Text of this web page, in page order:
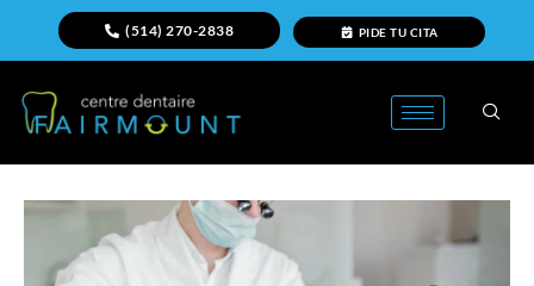
(514) 270-2838 PIDE TU CITA